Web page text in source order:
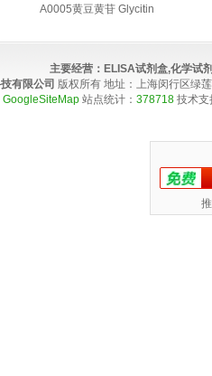
A0005黄豆黄苷 Glycitin
主要经营： ELISA试剂盒,化学试
有限公司 版权所有 地址：上海闵行区绿
GoogleSiteMap 站点统计： 378718 技术支